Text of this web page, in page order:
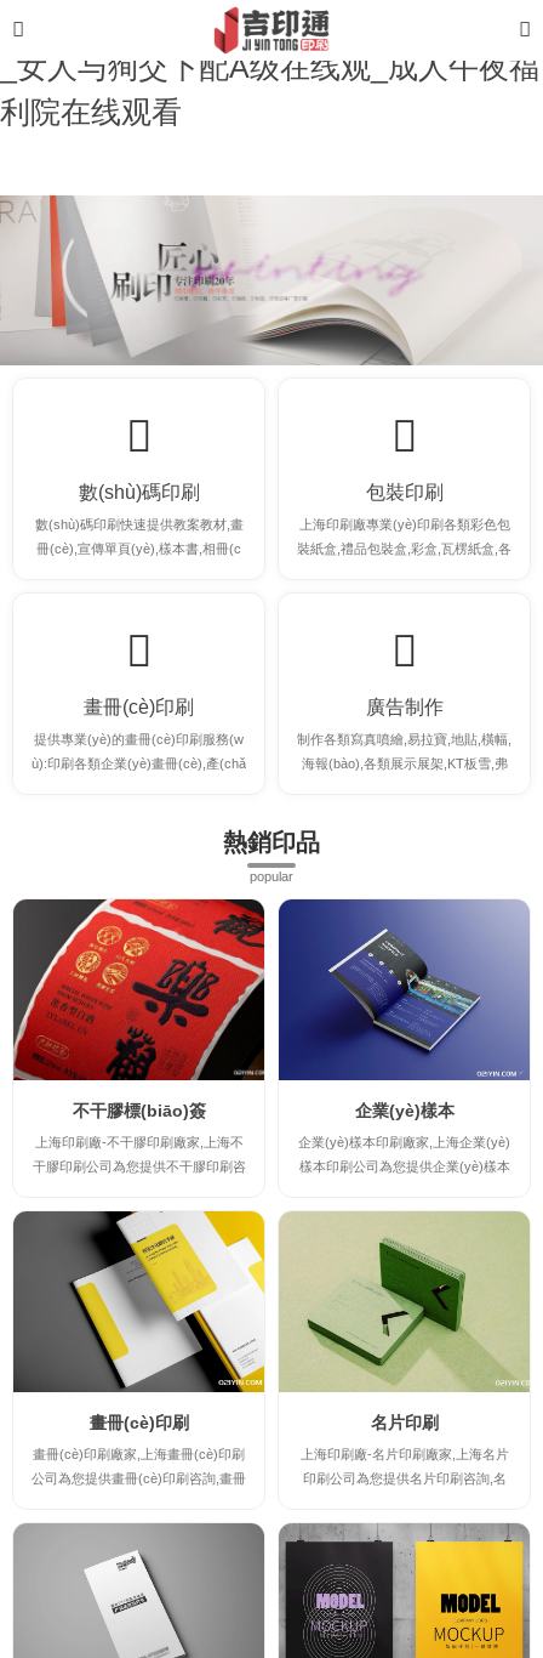
亚洲男人的天堂av_国产黄色网站生活片
_女人与狥交下配A级在线观_成人午夜福
利院在线观看
數(shù)碼印刷
數(shù)碼印刷快速提供教案教材,畫
冊(cè),宣傳單頁(yè),樣本書,相冊(c
包裝印刷
上海印刷廠專業(yè)印刷各類彩色包
裝紙盒,禮品包裝盒,彩盒,瓦楞紙盒,各
畫冊(cè)印刷
提供專業(yè)的畫冊(cè)印刷服務(w
ù):印刷各類企業(yè)畫冊(cè),產(chǎ
廣告制作
制作各類寫真噴繪,易拉寶,地貼,橫幅,
海報(bào),各類展示展架,KT板雪,弗
熱銷印品
popular
不干膠標(biāo)簽
上海印刷廠-不干膠印刷廠家,上海不
干膠印刷公司為您提供不干膠印刷咨
ī)格及不干膠印刷報(bào)價(jià),讓您
實(shí)時(shí)了解不干膠印刷廠家
的最新規(guī)格及報(bào)價(jià),并
提供不干膠印刷時(shí)的注意事項(x
iàng),印刷出讓您滿意的高檔不干膠
印刷產(chǎn)品。
企業(yè)樣本
企業(yè)樣本印刷廠家,上海企業(yè)
樣本印刷公司為您提供企業(yè)樣本
è)樣本印刷案例,企業(yè)樣本印刷規
(guī)格及企業(yè)樣本印刷報(bào)
價(jià),讓您實(shí)時(shí)了解企業(y
è)樣本印刷廠家的最新規(guī)格及報
(bào)價(jià),并提供企業(yè)樣本印刷
時(shí)的注意事項(xiàng),印刷出讓
您滿意的高檔企業(yè)樣本印...
畫冊(cè)印刷
畫冊(cè)印刷廠家,上海畫冊(cè)印刷
公司為您提供畫冊(cè)印刷咨詢,畫冊
及畫冊(cè)印刷報(bào)價(jià),讓您實
(shí)時(shí)了解畫冊(cè)印刷廠家的
最新規(guī)格及報(bào)價(jià),并提
供畫冊(cè)印刷時(shí)的注意事項(xi
àng),印刷出讓您滿意的高檔畫冊(cè)
印刷產(chǎn)品。
名片印刷
上海印刷廠-名片印刷廠家,上海名片
印刷公司為您提供名片印刷咨詢,名
片印刷報(bào)價(jià),讓您實(shí)時
(shí)了解名片印刷廠家的最新規(gu
ī)格及報(bào)價(jià),并提供名片印刷
時(shí)的注意事項(xiàng),印刷出讓
您滿意的高檔名片印刷產(chǎn)品。